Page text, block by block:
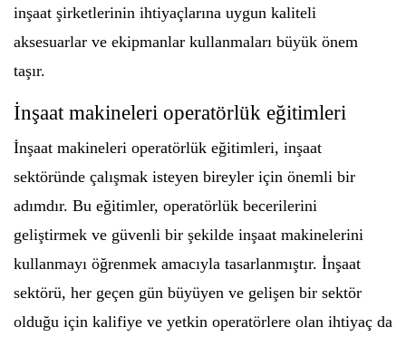
inşaat şirketlerinin ihtiyaçlarına uygun kaliteli
aksesuarlar ve ekipmanlar kullanmaları büyük önem
taşır.
İnşaat makineleri operatörlük eğitimleri
İnşaat makineleri operatörlük eğitimleri, inşaat
sektöründe çalışmak isteyen bireyler için önemli bir
adımdır. Bu eğitimler, operatörlük becerilerini
geliştirmek ve güvenli bir şekilde inşaat makinelerini
kullanmayı öğrenmek amacıyla tasarlanmıştır. İnşaat
sektörü, her geçen gün büyüyen ve gelişen bir sektör
olduğu için kalifiye ve yetkin operatörlere olan ihtiyaç da